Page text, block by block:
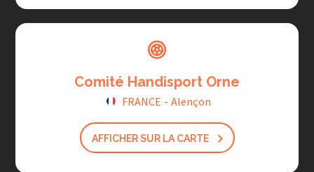
Comité Handisport Orne
FRANCE - Alençon
AFFICHER SUR LA CARTE